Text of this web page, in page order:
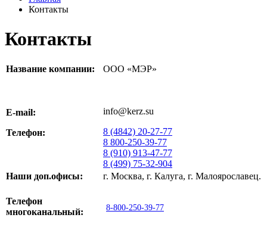
Контакты
Контакты
Название компании: ООО «МЭР»
E-mail:
Телефон:
info@kerz.su
8 (4842) 20-27-77
8 800-250-39-77
8 (910) 913-47-77
8 (499) 75-32-904
Наши доп.офисы:
г. Москва, г. Калуга, г. Малоярославец.
Телефон
многоканальный:
8-800-250-39-77